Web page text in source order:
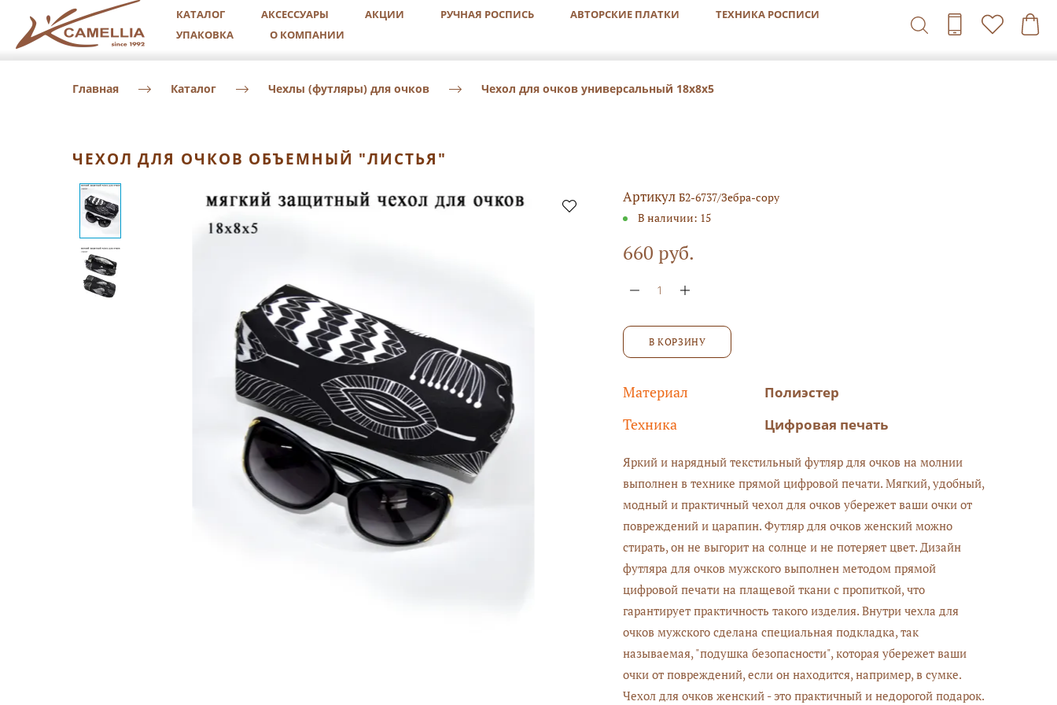
КАТАЛОГ АКСЕССУАРЫ АКЦИИ РУЧНАЯ РОСПИСЬ АВТОРСКИЕ ПЛАТКИ
ТЕХНИКА РОСПИСИ
УПАКОВКА
О КОМПАНИИ
Главная Каталог Чехлы (футляры) для очков Чехол для очков универсальный 18х8х5
ЧЕХОЛ ДЛЯ ОЧКОВ ОБЪЕМНЫЙ "ЛИСТЬЯ"
Артикул Б2-6737/Зебра-copy
В наличии: 15
660 руб.
В КОРЗИНУ
Материал Полиэстер
Техника Цифровая печать
Яркий и нарядный текстильный футляр для очков на молнии
выполнен в технике прямой цифровой печати. Мягкий, удобный,
модный и практичный чехол для очков убережет ваши очки от
повреждений и царапин. Футляр для очков женский можно
стирать, он не выгорит на солнце и не потеряет цвет. Дизайн
футляра для очков мужского выполнен методом прямой
цифровой печати на плащевой ткани с пропиткой, что
гарантирует практичность такого изделия. Внутри чехла для
очков мужского сделана специальная подкладка, так
называемая, "подушка безопасности", которая убережет ваши
очки от повреждений, если он находится, например, в сумке.
Чехол для очков женский - это практичный и недорогой подарок.